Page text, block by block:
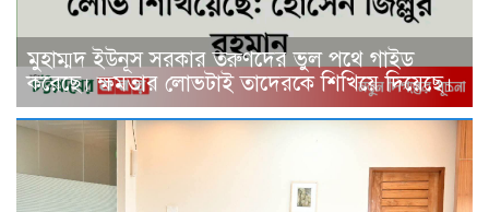
মুহাম্মদ ইউনূস সরকার তরুণদের ভুল পথে গাইড
করেছে। ক্ষমতার লোভটাই তাদেরকে শিখিয়ে দিয়েছে।